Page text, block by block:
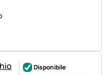
Disponibile